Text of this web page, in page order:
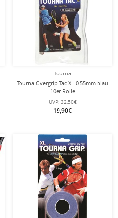
Tourna
Tourna Overgrip Tac XL 0.55mm blau
10er Rolle
UVP: 32,50€
19,90€